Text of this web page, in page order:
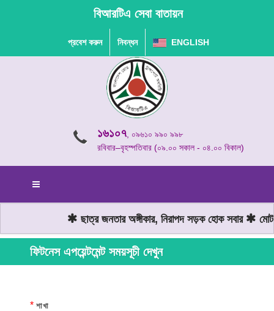
বিআরটিএ সেবা বাতায়ন
প্রবেশ করুন নিবন্ধন ENGLISH
১৬১০৭, ০৯৬১০ ৯৯০ ৯৯৮
রবিবার–বৃহস্পতিবার (০৯.০০ সকাল - ০৪.০০ বিকাল)
ছাত্র জনতার অঙ্গীকার, নিরাপদ সড়ক হোক সবার
ফিটনেস এপয়েন্টমেন্ট সময়সূচী দেখুন
* শাখা